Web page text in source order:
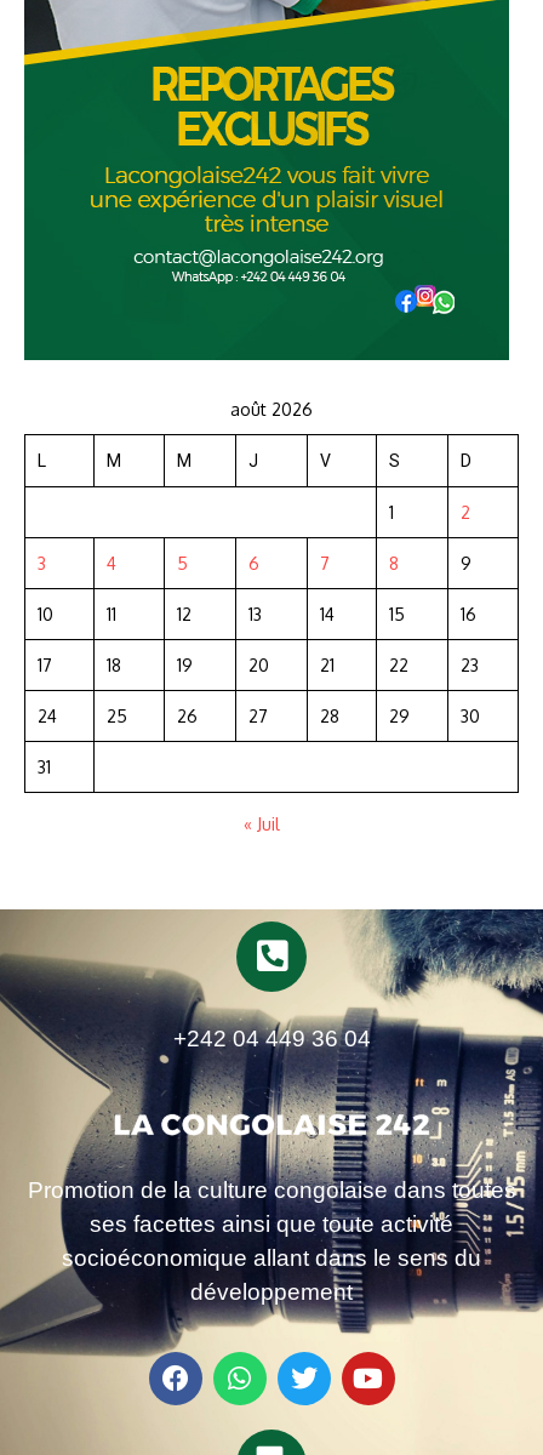
août 2026
L M M J V S D
1 2
3 4 5 6 7 8 9
10 11 12 13 14 15 16
17 18 19 20 21 22 23
24 25 26 27 28 29 30
31
« Juil
+242 04 449 36 04
Promotion de la culture congolaise dans toutes
ses facettes ainsi que toute activité
socioéconomique allant dans le sens du
développement